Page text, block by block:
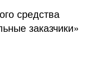
средства
заказчики»